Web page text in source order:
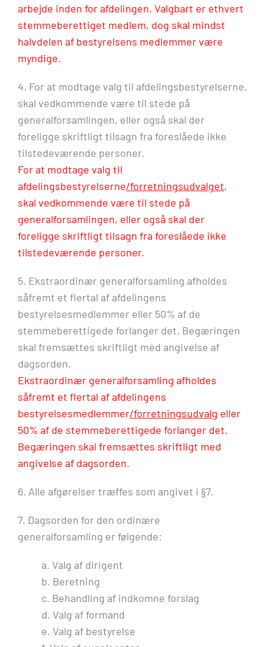
arbejde inden for afdelingen. Valgbart er ethvert
stemmeberettiget medlem, dog skal mindst
halvdelen af bestyrelsens medlemmer være
myndige.
4. For at modtage valg til afdelingsbestyrelserne,
skal vedkommende være til stede på
generalforsamlingen, eller også skal der
foreligge skriftligt tilsagn fra foreslåede ikke
tilstedeværende personer.
For at modtage valg til
afdelingsbestyrelserne/forretningsudvalget,
skal vedkommende være til stede på
generalforsamlingen, eller også skal der
foreligge skriftligt tilsagn fra foreslåede ikke
tilstedeværende personer.
5. Ekstraordinær generalforsamling afholdes
såfremt et flertal af afdelingens
bestyrelsesmedlemmer eller 50% af de
stemmeberettigede forlanger det. Begæringen
skal fremsættes skriftligt med angivelse af
dagsorden.
Ekstraordinær generalforsamling afholdes
såfremt et flertal af afdelingens
bestyrelsesmedlemmer/forretningsudvalg eller
50% af de stemmeberettigede forlanger det.
Begæringen skal fremsættes skriftligt med
angivelse af dagsorden.
6. Alle afgørelser træffes som angivet i §7.
7. Dagsorden for den ordinære
generalforsamling er følgende:
a. Valg af dirigent
b. Beretning
c. Behandling af indkomne forslag
d. Valg af formand
e. Valg af bestyrelse